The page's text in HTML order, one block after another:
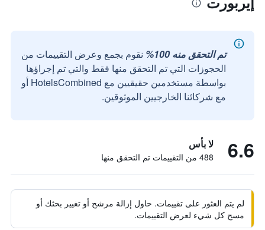
تم التحقق منه 100%
نقوم بجمع وعرض التقييمات من
الحجوزات التي تم التحقق منها فقط والتي تم إجراؤها
بواسطة مستخدمين حقيقيين مع HotelsCombined أو
مع شركائنا الخارجيين الموثوقين.
6.6 لا بأس
488 من التقييمات تم التحقق منها
لم يتم العثور على تقييمات. حاول إزالة مرشح أو تغيير بحثك أو
مسح كل شيء لعرض التقييمات.